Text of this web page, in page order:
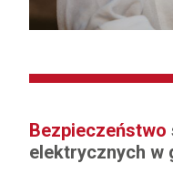
Bezpieczeństwo
elektrycznych w